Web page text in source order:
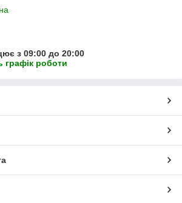
з 09:00 до 20:00
графік роботи